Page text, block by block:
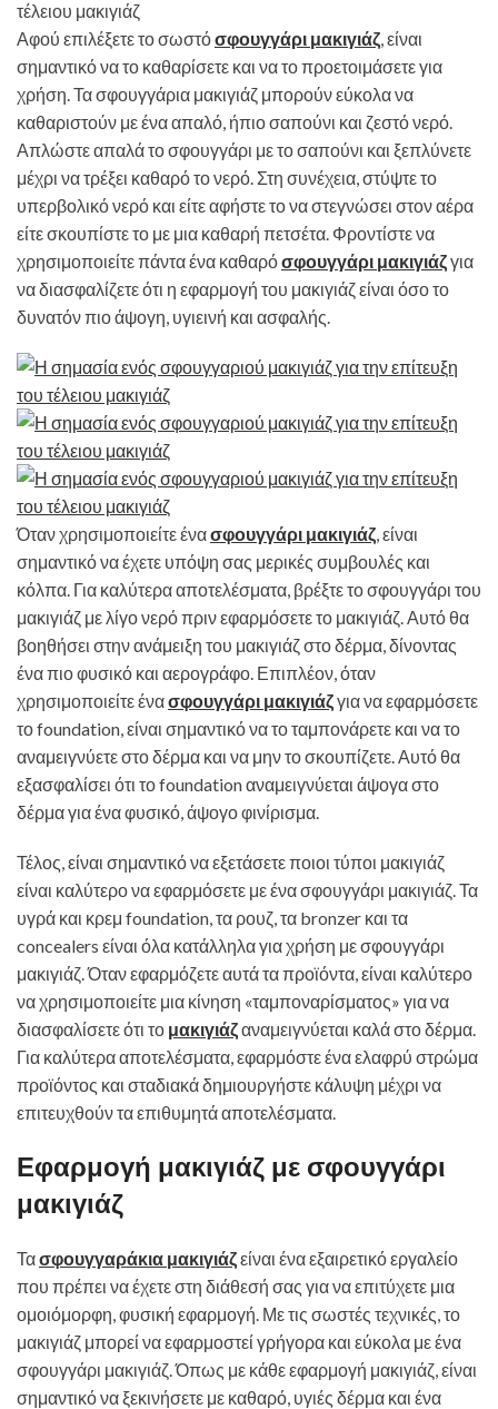
τέλειου μακιγιάζ
Αφού επιλέξετε το σωστόσφουγγάρι μακιγιάζ, είναι
σημαντικό να το καθαρίσετε και να το προετοιμάσετε για
χρήση. Τα σφουγγάρια μακιγιάζ μπορούν εύκολα να
καθαριστούν με ένα απαλό, ήπιο σαπούνι και ζεστό νερό.
Απλώστε απαλά το σφουγγάρι με το σαπούνι και ξεπλύνετε
μέχρι να τρέξει καθαρό το νερό. Στη συνέχεια, στύψτε το
υπερβολικό νερό και είτε αφήστε το να στεγνώσει στον αέρα
είτε σκουπίστε το με μια καθαρή πετσέτα. Φροντίστε να
χρησιμοποιείτε πάντα ένα καθαρόσφουγγάρι μακιγιάζγια
να διασφαλίζετε ότι η εφαρμογή του μακιγιάζ είναι όσο το
δυνατόν πιο άψογη, υγιεινή και ασφαλής.
Όταν χρησιμοποιείτε ένασφουγγάρι μακιγιάζ, είναι
σημαντικό να έχετε υπόψη σας μερικές συμβουλές και
κόλπα. Για καλύτερα αποτελέσματα, βρέξτε το σφουγγάρι του
μακιγιάζ με λίγο νερό πριν εφαρμόσετε το μακιγιάζ. Αυτό θα
βοηθήσει στην ανάμειξη του μακιγιάζ στο δέρμα, δίνοντας
ένα πιο φυσικό και αερογράφο. Επιπλέον, όταν
χρησιμοποιείτε ένασφουγγάρι μακιγιάζγια να εφαρμόσετε
το foundation, είναι σημαντικό να το ταμπονάρετε και να το
αναμειγνύετε στο δέρμα και να μην το σκουπίζετε. Αυτό θα
εξασφαλίσει ότι το foundation αναμειγνύεται άψογα στο
δέρμα για ένα φυσικό, άψογο φινίρισμα.
Τέλος, είναι σημαντικό να εξετάσετε ποιοι τύποι μακιγιάζ
είναι καλύτερο να εφαρμόσετε με ένα σφουγγάρι μακιγιάζ. Τα
υγρά και κρεμ foundation, τα ρουζ, τα bronzer και τα
concealers είναι όλα κατάλληλα για χρήση με σφουγγάρι
μακιγιάζ. Όταν εφαρμόζετε αυτά τα προϊόντα, είναι καλύτερο
να χρησιμοποιείτε μια κίνηση «ταμποναρίσματος» για να
διασφαλίσετε ότι το μακιγιάζαναμειγνύεται καλά στο δέρμα.
Για καλύτερα αποτελέσματα, εφαρμόστε ένα ελαφρύ στρώμα
προϊόντος και σταδιακά δημιουργήστε κάλυψη μέχρι να
επιτευχθούν τα επιθυμητά αποτελέσματα.
Εφαρμογή μακιγιάζ με σφουγγάρι
μακιγιάζ
Τασφουγγαράκια μακιγιάζείναι ένα εξαιρετικό εργαλείο
που πρέπει να έχετε στη διάθεσή σας για να επιτύχετε μια
ομοιόμορφη, φυσική εφαρμογή. Με τις σωστές τεχνικές, το
μακιγιάζ μπορεί να εφαρμοστεί γρήγορα και εύκολα με ένα
σφουγγάρι μακιγιάζ. Όπως με κάθε εφαρμογή μακιγιάζ, είναι
σημαντικό να ξεκινήσετε με καθαρό, υγιές δέρμα και ένα